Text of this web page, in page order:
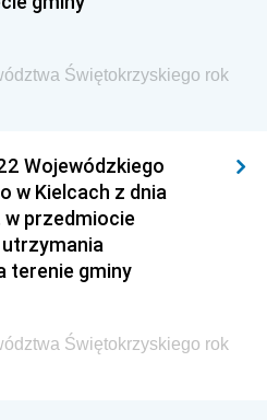
do Spraw Unii
Wywiadu
Świętokrzyskiego rok
Wojewódzkiego
w Kielcach z dnia
w przedmiocie
terenie gminy
Świętokrzyskiego rok